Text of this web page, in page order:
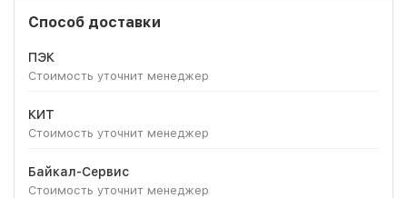
Способ доставки
ПЭК
Стоимость уточнит менеджер
КИТ
Стоимость уточнит менеджер
Байкал-Сервис
Стоимость уточнит менеджер